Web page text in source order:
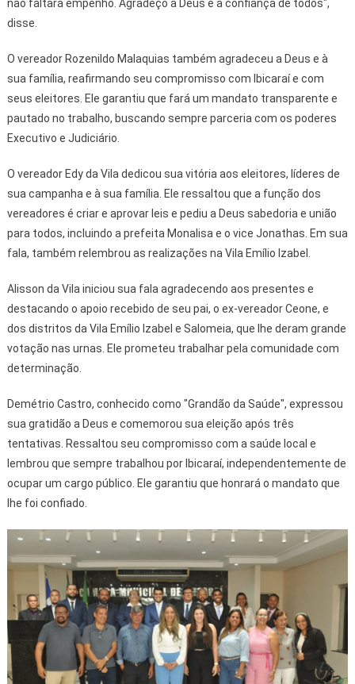
não faltará empenho. Agradeço a Deus e à confiança de todos",
disse.
O vereador Rozenildo Malaquias também agradeceu a Deus e à
sua família, reafirmando seu compromisso com Ibicaraí e com
seus eleitores. Ele garantiu que fará um mandato transparente e
pautado no trabalho, buscando sempre parceria com os poderes
Executivo e Judiciário.
O vereador Edy da Vila dedicou sua vitória aos eleitores, líderes de
sua campanha e à sua família. Ele ressaltou que a função dos
vereadores é criar e aprovar leis e pediu a Deus sabedoria e união
para todos, incluindo a prefeita Monalisa e o vice Jonathas. Em sua
fala, também relembrou as realizações na Vila Emílio Izabel.
Alisson da Vila iniciou sua fala agradecendo aos presentes e
destacando o apoio recebido de seu pai, o ex-vereador Ceone, e
dos distritos da Vila Emílio Izabel e Salomeia, que lhe deram grande
votação nas urnas. Ele prometeu trabalhar pela comunidade com
determinação.
Demétrio Castro, conhecido como "Grandão da Saúde", expressou
sua gratidão a Deus e comemorou sua eleição após três
tentativas. Ressaltou seu compromisso com a saúde local e
lembrou que sempre trabalhou por Ibicaraí, independentemente de
ocupar um cargo público. Ele garantiu que honrará o mandato que
lhe foi confiado.